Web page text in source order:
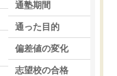
通塾期間
通った目的
偏差値の変化
志望校の合格